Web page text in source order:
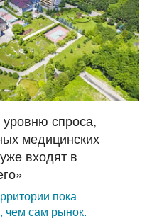
спроса,
медицинских
входят в
пока
чем сам рынок.